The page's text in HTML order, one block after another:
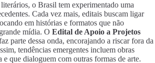
o Brasil tem experimentado uma
Cada vez mais, editais buscam ligar
em histórias e formatos que não
mídia. O Edital de Apoio a Projetos
parte dessa onda, encorajando a riscar fora da
tendências emergentes incluem obras
e que dialoguem com outras formas de arte.